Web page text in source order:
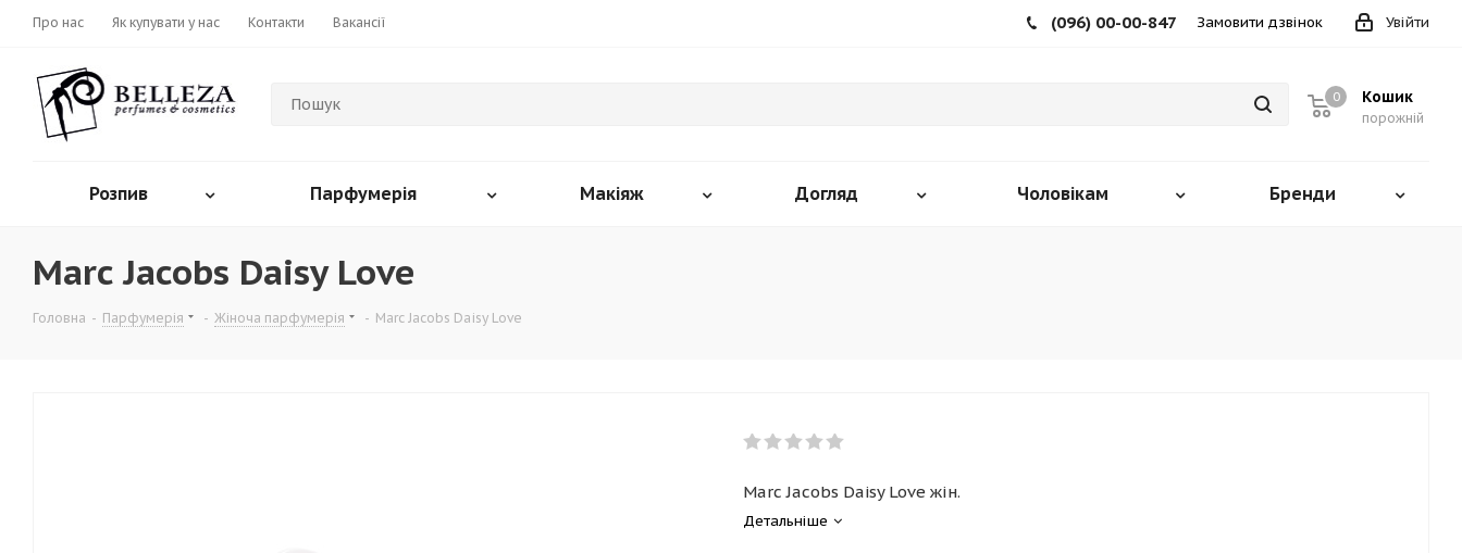
Про нас Як купувати у нас Контакти Вакансії Увійти
(096) 00-00-847 Замовити дзвінок
Кошик
порожній
0
Розпив Парфумерія Макіяж Догляд Чоловікам Бренди
Marc Jacobs Daisy Love
Головна - Парфумерія - Жіноча парфумерія - Marc Jacobs Daisy Love
Marc Jacobs Daisy Love жін.
Детальніше